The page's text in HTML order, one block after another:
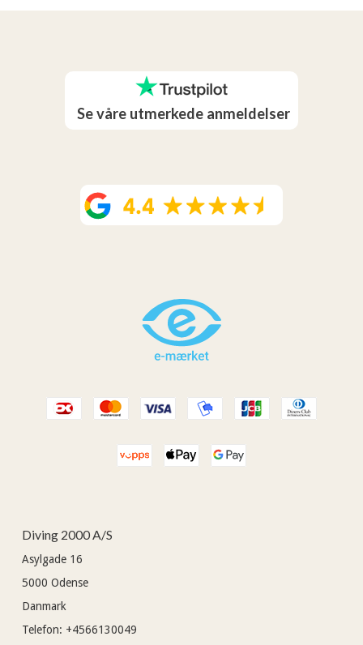
Se våre utmerkede anmeldelser
Diving 2000 A/S
Asylgade 16
5000 Odense
Danmark
Telefon: +4566130049